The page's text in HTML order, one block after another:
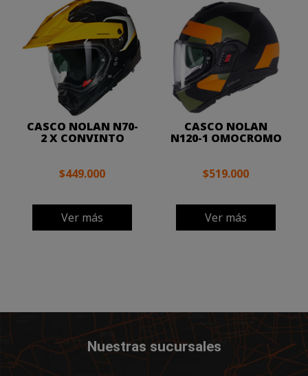
CASCO NOLAN N70-
2 X CONVINTO
$449.000
Ver más
CASCO NOLAN
N120-1 OMOCROMO
$519.000
Ver más
Nuestras sucursales